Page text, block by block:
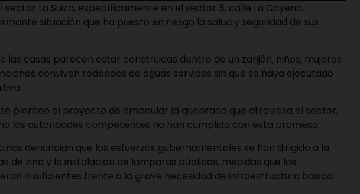
sector La Suiza, específicamente en el sector 5, calle La Cayena,
situación que ha puesto en riesgo la salud y seguridad de sus
las casas parecen estar construidas dentro de un zanjón, niños, mujeres
conviven rodeados de aguas servidas sin que se haya ejecutado
planteó el proyecto de embaular la quebrada que atraviesa el sector,
las autoridades competentes no han cumplido con esta promesa.
denuncian que los esfuerzos gubernamentales se han dirigido a la
de zinc y la instalación de lámparas públicas, medidas que los
insuficientes frente a la grave necesidad de infraestructura básica.